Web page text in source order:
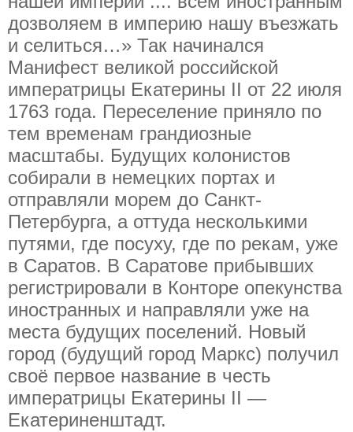
дозволяем в империю нашу въезжать
и селиться…» Так начинался
Манифест великой российской
императрицы Екатерины II от 22 июля
1763 года. Переселение приняло по
тем временам грандиозные
масштабы. Будущих колонистов
собирали в немецких портах и
отправляли морем до Санкт-
Петербурга, а оттуда несколькими
путями, где посуху, где по рекам, уже
в Саратов. В Саратове прибывших
регистрировали в Конторе опекунства
иностранных и направляли уже на
места будущих поселений. Новый
город (будущий город Маркс) получил
своё первое название в честь
императрицы Екатерины II —
Екатериненштадт.